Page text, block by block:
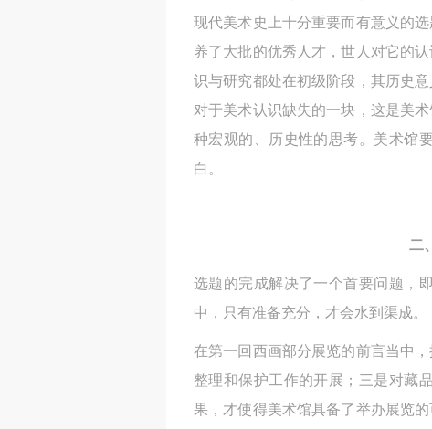
现代美术史上十分重要而有意义的
养了大批的优秀人才，世人对它的
识与研究都处在初级阶段，其历史
对于美术认识缺失的一块，这是美
种宏观的、历史性的思考。美术馆
白。
二
选题的完成解决了一个首要问题，
中，只有准备充分，才会水到渠成。
在第一回西画部分展览的前言当中
整理和保护工作的开展；三是对藏
果，才使得美术馆具备了举办展览